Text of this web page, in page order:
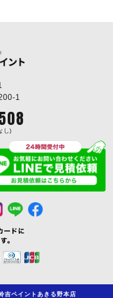
1
し)
吉ペイントあきる野本店